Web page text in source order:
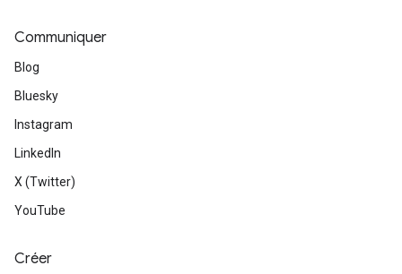
Communiquer
Blog
Bluesky
Instagram
LinkedIn
X (Twitter)
YouTube
Créer